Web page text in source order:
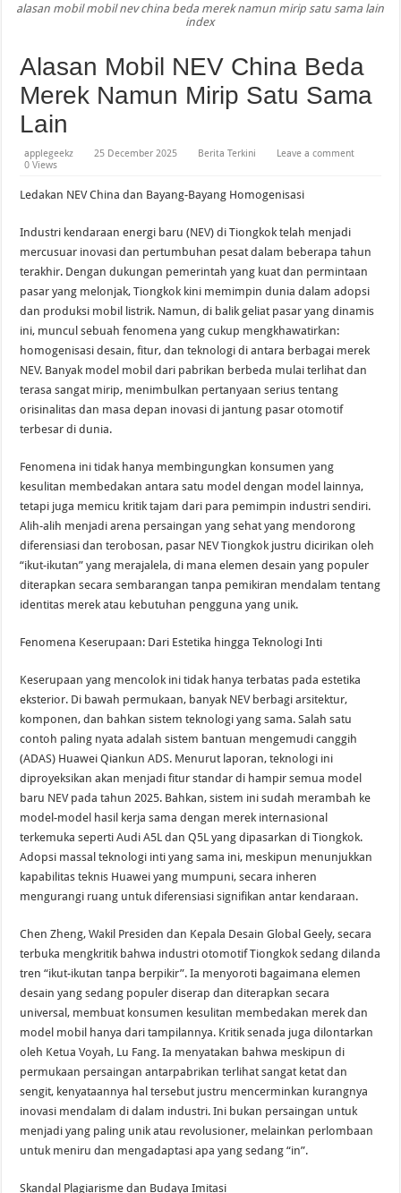
Masalah Roket, Misi Berawak NASA ke Bulan Kembali Ditunda
M4 iPad Air: Yang Baru dan Kapan Hadir
alasan mobil mobil nev china beda merek namun mirip satu sama lain
index
Alasan Mobil NEV China Beda
Merek Namun Mirip Satu Sama
Lain
applegeekz 25 December 2025 Berita Terkini
Leave a comment
0 Views
Ledakan NEV China dan Bayang-Bayang Homogenisasi
Industri kendaraan energi baru (NEV) di Tiongkok telah menjadi
mercusuar inovasi dan pertumbuhan pesat dalam beberapa tahun
terakhir. Dengan dukungan pemerintah yang kuat dan permintaan
pasar yang melonjak, Tiongkok kini memimpin dunia dalam adopsi
dan produksi mobil listrik. Namun, di balik geliat pasar yang dinamis
ini, muncul sebuah fenomena yang cukup mengkhawatirkan:
homogenisasi desain, fitur, dan teknologi di antara berbagai merek
NEV. Banyak model mobil dari pabrikan berbeda mulai terlihat dan
terasa sangat mirip, menimbulkan pertanyaan serius tentang
orisinalitas dan masa depan inovasi di jantung pasar otomotif
terbesar di dunia.
Fenomena ini tidak hanya membingungkan konsumen yang
kesulitan membedakan antara satu model dengan model lainnya,
tetapi juga memicu kritik tajam dari para pemimpin industri sendiri.
Alih-alih menjadi arena persaingan yang sehat yang mendorong
diferensiasi dan terobosan, pasar NEV Tiongkok justru dicirikan oleh
“ikut-ikutan” yang merajalela, di mana elemen desain yang populer
diterapkan secara sembarangan tanpa pemikiran mendalam tentang
identitas merek atau kebutuhan pengguna yang unik.
Fenomena Keserupaan: Dari Estetika hingga Teknologi Inti
Keserupaan yang mencolok ini tidak hanya terbatas pada estetika
eksterior. Di bawah permukaan, banyak NEV berbagi arsitektur,
komponen, dan bahkan sistem teknologi yang sama. Salah satu
contoh paling nyata adalah sistem bantuan mengemudi canggih
(ADAS) Huawei Qiankun ADS. Menurut laporan, teknologi ini
diproyeksikan akan menjadi fitur standar di hampir semua model
baru NEV pada tahun 2025. Bahkan, sistem ini sudah merambah ke
model-model hasil kerja sama dengan merek internasional
terkemuka seperti Audi A5L dan Q5L yang dipasarkan di Tiongkok.
Adopsi massal teknologi inti yang sama ini, meskipun menunjukkan
kapabilitas teknis Huawei yang mumpuni, secara inheren
mengurangi ruang untuk diferensiasi signifikan antar kendaraan.
Chen Zheng, Wakil Presiden dan Kepala Desain Global Geely, secara
terbuka mengkritik bahwa industri otomotif Tiongkok sedang dilanda
tren “ikut-ikutan tanpa berpikir”. Ia menyoroti bagaimana elemen
desain yang sedang populer diserap dan diterapkan secara
universal, membuat konsumen kesulitan membedakan merek dan
model mobil hanya dari tampilannya. Kritik senada juga dilontarkan
oleh Ketua Voyah, Lu Fang. Ia menyatakan bahwa meskipun di
permukaan persaingan antarpabrikan terlihat sangat ketat dan
sengit, kenyataannya hal tersebut justru mencerminkan kurangnya
inovasi mendalam di dalam industri. Ini bukan persaingan untuk
menjadi yang paling unik atau revolusioner, melainkan perlombaan
untuk meniru dan mengadaptasi apa yang sedang “in”.
Skandal Plagiarisme dan Budaya Imitasi